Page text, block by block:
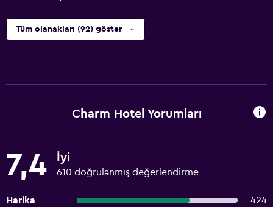
Tüm olanakları (92) göster
Charm Hotel Yorumları
7,4 İyi
610 doğrulanmış değerlendirme
Harika
424